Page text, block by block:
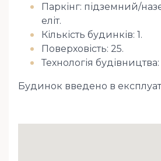
Паркінг: підземний/
еліт.
Кількість будинків: 1.
Поверховість: 25.
Технологія
Будинок введено в